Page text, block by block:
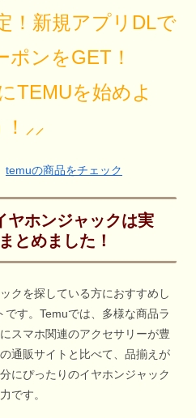
！新規アプリDLで
ポンをGET！
TEMUを始めよ
！⸝⸝
ヤホンジャックは実
とめました！
クを探している方におすすめし
す。Temuでは、多様な商品ラ
スマホ関連のアクセサリーが豊
通販サイトと比べて、品揃えが
にぴったりのイヤホンジャック
です。